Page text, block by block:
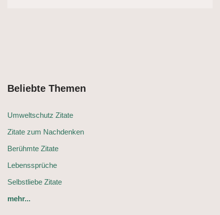
Beliebte Themen
Umweltschutz Zitate
Zitate zum Nachdenken
Berühmte Zitate
Lebenssprüche
Selbstliebe Zitate
mehr...